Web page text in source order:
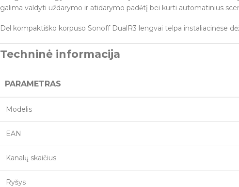
galima valdyti uždarymo ir atidarymo padėtį bei kurti automatinius
Dėl kompaktiško korpuso Sonoff DualR3 lengvai telpa instaliacinėse
Techninė informacija
PARAMETRAS
Modelis
EAN
Kanalų skaičius
Ryšys